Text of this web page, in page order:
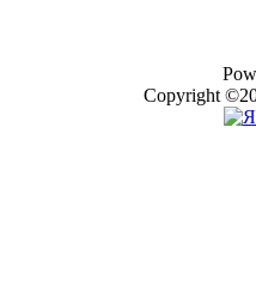
Copyright